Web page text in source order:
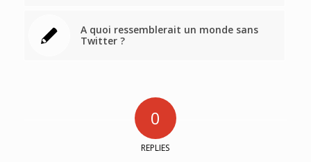
A quoi ressemblerait un monde sans
Twitter ?
0
REPLIES